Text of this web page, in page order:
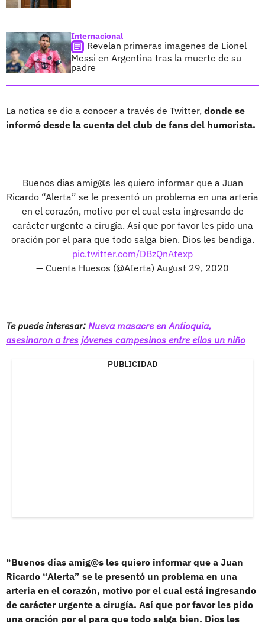
Internacional
Revelan primeras imagenes de Lionel
Messi en Argentina tras la muerte de su
padre
La notica se dio a conocer a través de Twitter, donde se
informó desde la cuenta del club de fans del humorista.
Buenos dias amig@s les quiero informar que a Juan
Ricardo “Alerta” se le presentó un problema en una arteria
en el corazón, motivo por el cual esta ingresando de
carácter urgente a cirugía. Así que por favor les pido una
oración por el para que todo salga bien. Dios les bendiga.
pic.twitter.com/DBzQnAtexp
— Cuenta Huesos (@AIerta) August 29, 2020
Te puede interesar: Nueva masacre en Antioquia,
asesinaron a tres jóvenes campesinos entre ellos un niño
PUBLICIDAD
“Buenos días amig@s les quiero informar que a Juan
Ricardo “Alerta” se le presentó un problema en una
arteria en el corazón, motivo por el cual está ingresando
de carácter urgente a cirugía. Así que por favor les pido
una oración por el para que todo salga bien. Dios les